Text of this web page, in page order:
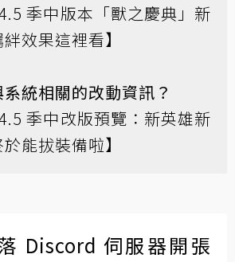
季中版本「獸之慶典」新
效果這裡看】
統相關的改動資訊？
季中改版預覽：新英雄新
能拔裝備啦】
Discord 伺服器開張